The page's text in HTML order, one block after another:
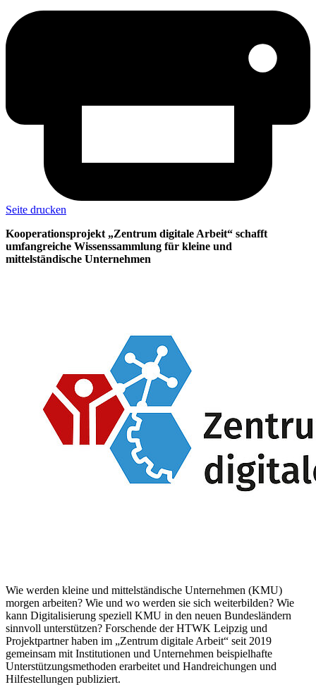
Seite drucken
Kooperationsprojekt „Zentrum digitale Arbeit“ schafft
umfangreiche Wissenssammlung für kleine und
mittelständische Unternehmen
Wie werden kleine und mittelständische Unternehmen (KMU)
morgen arbeiten? Wie und wo werden sie sich weiterbilden? Wie
kann Digitalisierung speziell KMU in den neuen Bundesländern
sinnvoll unterstützen? Forschende der HTWK Leipzig und
Projektpartner haben im „Zentrum digitale Arbeit“ seit 2019
gemeinsam mit Institutionen und Unternehmen beispielhafte
Unterstützungsmethoden erarbeitet und Handreichungen und
Hilfestellungen publiziert.